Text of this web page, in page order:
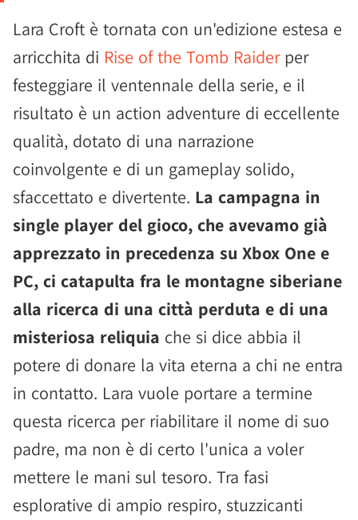
Lara Croft è tornata con un'edizione estesa e
arricchita di Rise of the Tomb Raiderper
festeggiare il ventennale della serie, e il
risultato è un action adventure di eccellente
qualità, dotato di una narrazione
coinvolgente e di un gameplay solido,
sfaccettato e divertente. La campagna in
single player del gioco, che avevamo già
apprezzato in precedenza su Xbox One e
PC, ci catapulta fra le montagne siberiane
alla ricerca di una città perduta e di una
misteriosa reliquia che si dice abbia il
potere di donare la vita eterna a chi ne entra
in contatto. Lara vuole portare a termine
questa ricerca per riabilitare il nome di suo
padre, ma non è di certo l'unica a voler
mettere le mani sul tesoro. Tra fasi
esplorative di ampio respiro, stuzzicanti